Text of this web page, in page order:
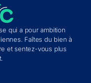
qui a pour ambition
Faîtes du bien à
et sentez-vous plus